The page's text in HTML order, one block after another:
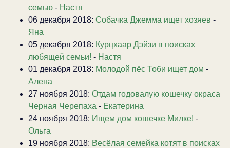
семью - Настя
06 декабря 2018: Собачка Джемма ищет хозяев -
Яна
05 декабря 2018: Курцхаар Дэйзи в поисках
любящей семьи! - Настя
01 декабря 2018: Молодой пёс Тоби ищет дом -
Алена
27 ноября 2018: Отдам годовалую кошечку окраса
Черная Черепаха - Екатерина
24 ноября 2018: Ищем дом кошечке Милке! -
Ольга
19 ноября 2018: Весёлая семейка котят в поисках